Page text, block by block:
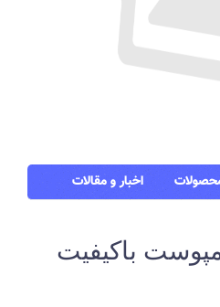
اخبار و مقالات
باکیفیت